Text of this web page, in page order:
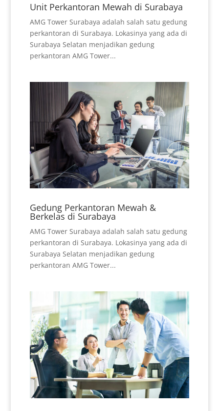
Unit Perkantoran Mewah di Surabaya
AMG Tower Surabaya adalah salah satu gedung
perkantoran di Surabaya. Lokasinya yang ada di
Surabaya Selatan menjadikan gedung
perkantoran AMG Tower...
Gedung Perkantoran Mewah &
Berkelas di Surabaya
AMG Tower Surabaya adalah salah satu gedung
perkantoran di Surabaya. Lokasinya yang ada di
Surabaya Selatan menjadikan gedung
perkantoran AMG Tower...